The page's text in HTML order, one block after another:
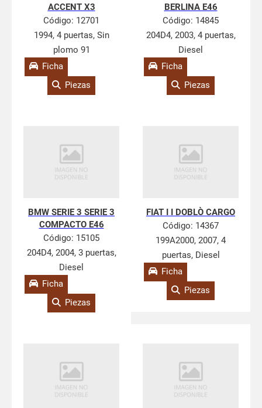
ACCENT X3
Código: 12701
1994, 4 puertas, Sin
plomo 91
Ficha
Piezas
BERLINA E46
Código: 14845
204D4, 2003, 4 puertas,
Diesel
Ficha
Piezas
BMW SERIE 3 SERIE 3
COMPACTO E46
Código: 15105
204D4, 2004, 3 puertas,
Diesel
Ficha
Piezas
FIAT I I DOBLÒ CARGO
Código: 14367
199A2000, 2007, 4
puertas, Diesel
Ficha
Piezas